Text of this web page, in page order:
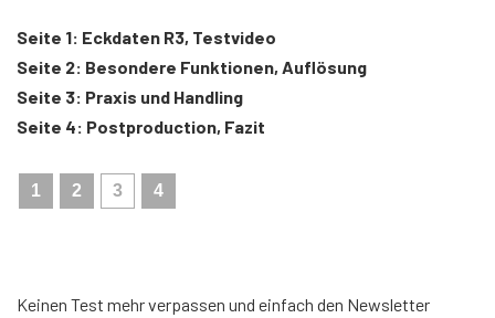
Seite 1: Eckdaten R3, Testvideo
Seite 2: Besondere Funktionen, Auflösung
Seite 3: Praxis und Handling
Seite 4: Postproduction, Fazit
1 2 3 4
Keinen Test mehr verpassen und einfach den Newsletter